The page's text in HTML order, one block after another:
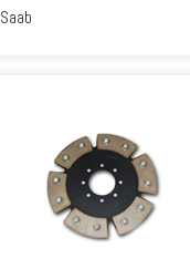
Saab